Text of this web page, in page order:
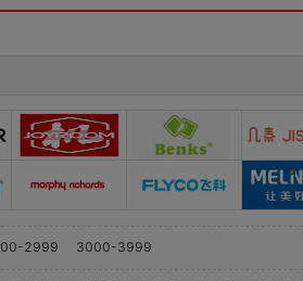
2999 3000-3999